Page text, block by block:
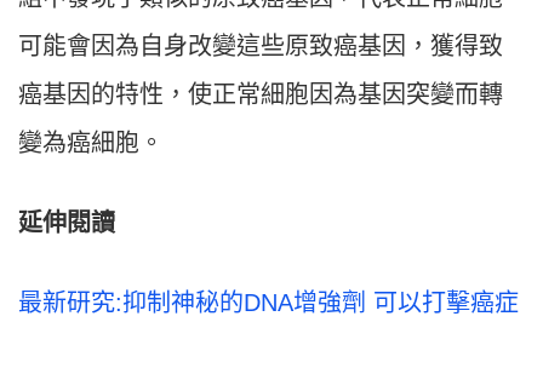
可能會因為自身改變這些原致癌基因，獲得致
癌基因的特性，使正常細胞因為基因突變而轉
變為癌細胞。
延伸閱讀
最新研究:抑制神秘的DNA增強劑 可以打擊癌症